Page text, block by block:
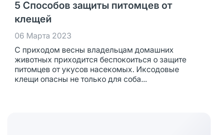
5 Способов защиты питомцев от
клещей
06 Марта 2023
С приходом весны владельцам домашних
животных приходится беспокоиться о защите
питомцев от укусов насекомых. Иксодовые
клещи опасны не только для соба...